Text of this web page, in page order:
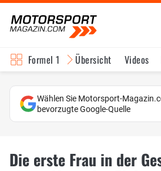
Formel 1 Übersicht Videos
Wählen Sie Motorsport-
bevorzugte Google-Quelle
Die erste Frau in der